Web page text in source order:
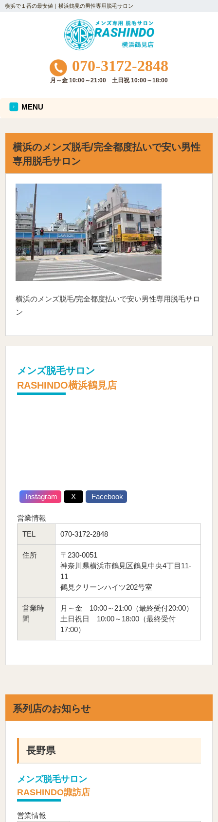
横浜で１番の最安値｜横浜鶴見の男性専用脱毛サロン
070-3172-2848
月～金 10:00～21:00 土日祝 10:00～18:00
MENU
横浜のメンズ脱毛/完全都度払いで安い男性
専用脱毛サロン
横浜のメンズ脱毛/完全都度払いで安い男性専用脱毛サロ
ン
メンズ脱毛サロン
RASHINDO横浜鶴見店
Instagram X Facebook
営業情報
TEL
070-3172-2848
住所
〒230-0051
神奈川県横浜市鶴見区鶴見中央4丁目11-
11
鶴見クリーンハイツ202号室
営業時
間
月～金 10:00～21:00（最終受付20:00）
土日祝日 10:00～18:00（最終受付
17:00）
系列店のお知らせ
長野県
メンズ脱毛サロン
RASHINDO諏訪店
営業情報